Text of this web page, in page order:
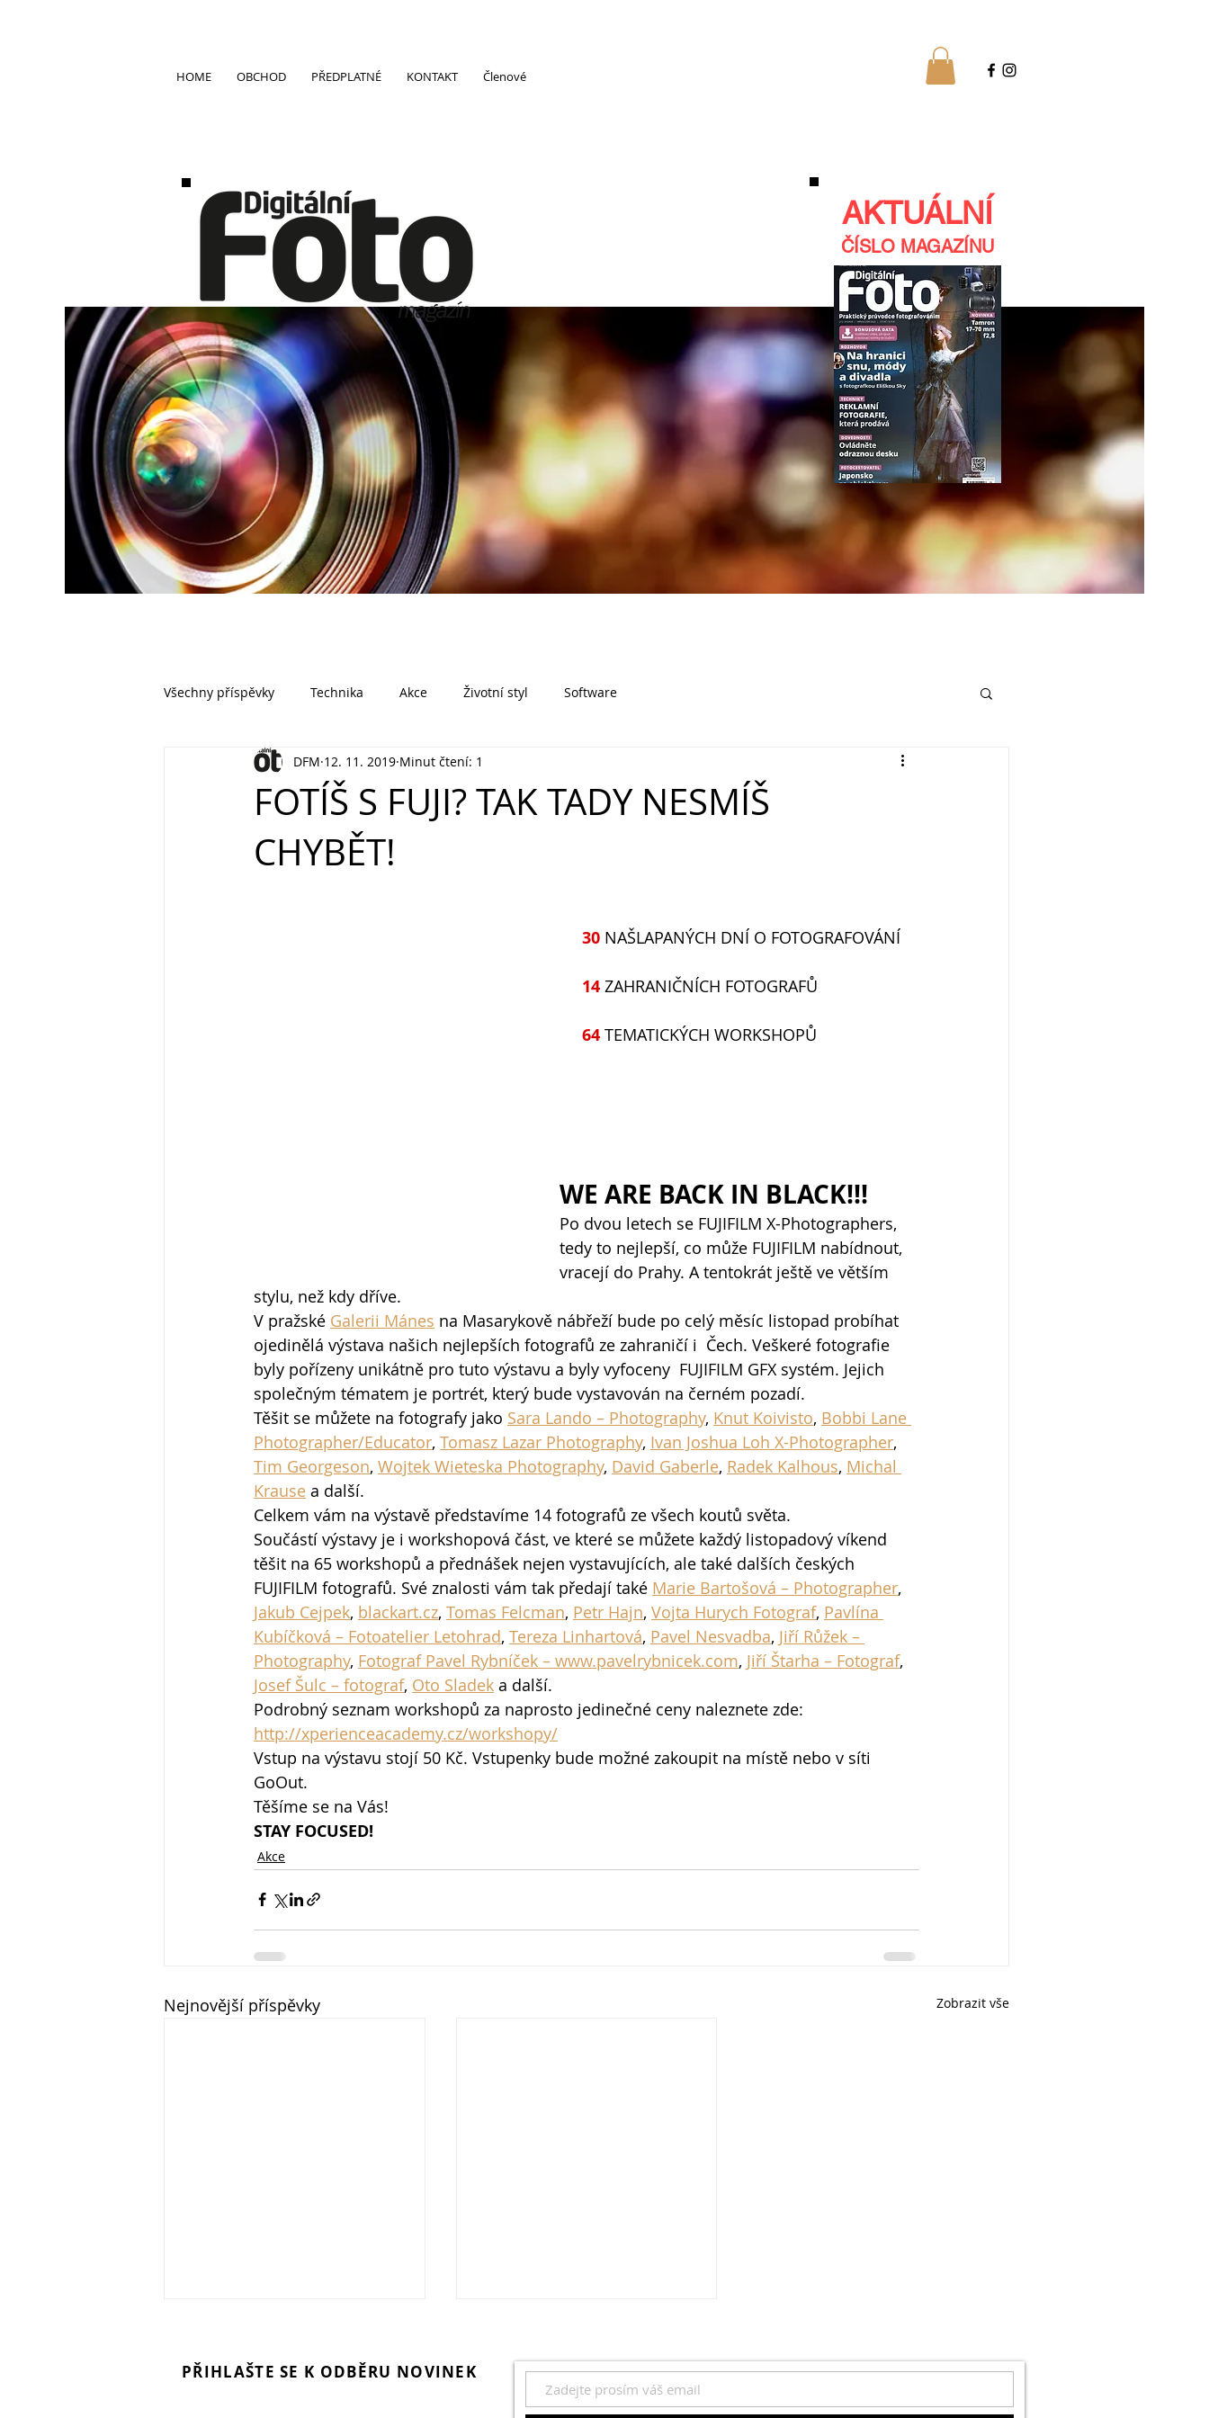
HOME OBCHOD PŘEDPLATNÉ KONTAKT Členové
AKTUÁLNÍ
ČÍSLO MAGAZÍNU
Všechny příspěvky Technika Akce Životní styl Software
FOTÍŠ S FUJI? TAK TADY NESMÍŠ
CHYBĚT!
DFM 12. 11. 2019 Minut čtení: 1
     30
NAŠLAPANÝCH DNÍ O FOTOGRAFOVÁNÍ
     14
ZAHRANIČNÍCH FOTOGRAFŮ
     64
TEMATICKÝCH WORKSHOPŮ
WE ARE BACK IN BLACK!!!
Po dvou letech se FUJIFILM X-Photographers,
tedy to nejlepší, co může FUJIFILM nabídnout,
vracejí do Prahy. A tentokrát ještě ve větším
stylu, než kdy dříve.
V pražské Galerii Mánes na Masarykově nábřeží bude po celý měsíc listopad probíhat
ojedinělá výstava našich nejlepších fotografů ze zahraničí i  Čech. Veškeré fotografie
byly pořízeny unikátně pro tuto výstavu a byly vyfoceny  FUJIFILM GFX systém. Jejich
společným tématem je portrét, který bude vystavován na černém pozadí.
Těšit se můžete na fotografy jako Sara Lando – Photography, Knut Koivisto, Bobbi Lane
Photographer/Educator, Tomasz Lazar Photography, Ivan Joshua Loh X-Photographer,
Tim Georgeson, Wojtek Wieteska Photography, David Gaberle, Radek Kalhous, Michal
Krause a další.
Celkem vám na výstavě představíme 14 fotografů ze všech koutů světa.
Součástí výstavy je i workshopová část, ve které se můžete každý listopadový víkend
těšit na 65 workshopů a přednášek nejen vystavujících, ale také dalších českých
FUJIFILM fotografů. Své znalosti vám tak předají také Marie Bartošová – Photographer,
Jakub Cejpek, blackart.cz, Tomas Felcman, Petr Hajn, Vojta Hurych Fotograf, Pavlína
Kubíčková – Fotoatelier Letohrad, Tereza Linhartová, Pavel Nesvadba, Jiří Růžek –
Photography, Fotograf Pavel Rybníček – www.pavelrybnicek.com, Jiří Štarha – Fotograf,
Josef Šulc – fotograf, Oto Sladek a další.
Podrobný seznam workshopů za naprosto jedinečné ceny naleznete zde:
http://xperienceacademy.cz/workshopy/
Vstup na výstavu stojí 50 Kč. Vstupenky bude možné zakoupit na místě nebo v síti
GoOut.
Těšíme se na Vás!
STAY FOCUSED!
Akce
Nejnovější příspěvky Zobrazit vše
PŘIHLAŠTE SE K ODBĚRU NOVINEK